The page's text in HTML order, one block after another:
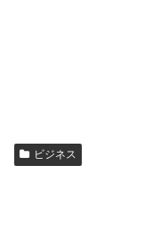
ビジネス